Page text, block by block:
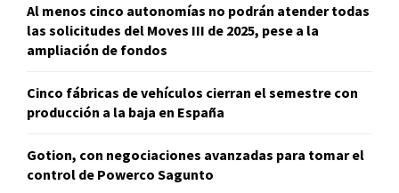
Al menos cinco autonomías no podrán atender todas
las solicitudes del Moves III de 2025, pese a la
ampliación de fondos
Cinco fábricas de vehículos cierran el semestre con
producción a la baja en España
Gotion, con negociaciones avanzadas para tomar el
control de Powerco Sagunto